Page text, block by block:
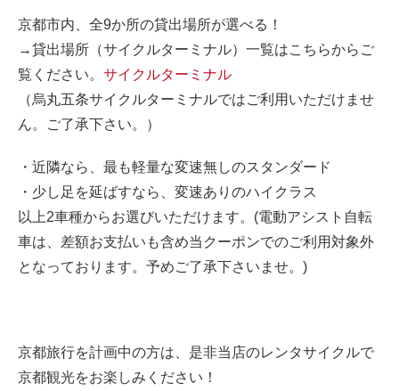
京都市内、全9か所の貸出場所が選べる！
→貸出場所（サイクルターミナル）一覧はこちらからご
覧ください。 サイクルターミナル
（烏丸五条サイクルターミナルではご利用いただけませ
ん。ご了承下さい。）
・近隣なら、最も軽量な変速無しのスタンダード
・少し足を延ばすなら、変速ありのハイクラス
以上2車種からお選びいただけます。(電動アシスト自転
車は、差額お支払いも含め当クーポンでのご利用対象外
となっております。予めご了承下さいませ。)
京都旅行を計画中の方は、是非当店のレンタサイクルで
京都観光をお楽しみください！